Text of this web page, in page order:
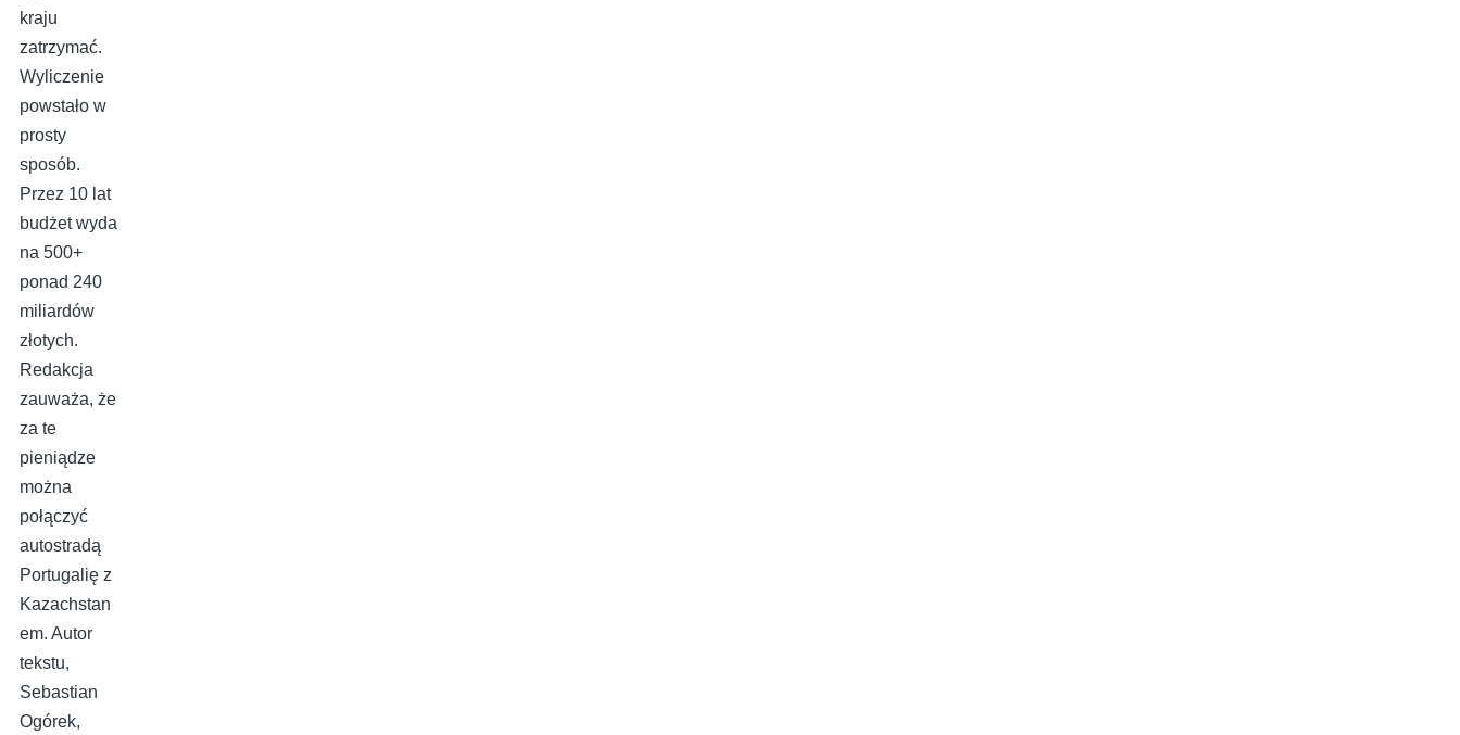
kraju
zatrzymać.
Wyliczenie
powstało w
prosty
sposób.
Przez 10 lat
budżet wyda
na 500+
ponad 240
miliardów
złotych.
Redakcja
zauważa, że
za te
pieniądze
można
połączyć
autostradą
Portugalię z
Kazachstan
em. Autor
tekstu,
Sebastian
Ogórek,